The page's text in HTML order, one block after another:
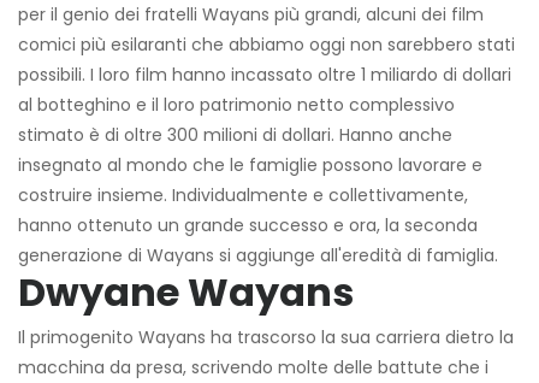
per il genio dei fratelli Wayans più grandi, alcuni dei film
comici più esilaranti che abbiamo oggi non sarebbero stati
possibili. I loro film hanno incassato oltre 1 miliardo di dollari
al botteghino e il loro patrimonio netto complessivo
stimato è di oltre 300 milioni di dollari. Hanno anche
insegnato al mondo che le famiglie possono lavorare e
costruire insieme. Individualmente e collettivamente,
hanno ottenuto un grande successo e ora, la seconda
generazione di Wayans si aggiunge all'eredità di famiglia.
Dwyane Wayans
Il primogenito Wayans ha trascorso la sua carriera dietro la
macchina da presa, scrivendo molte delle battute che i